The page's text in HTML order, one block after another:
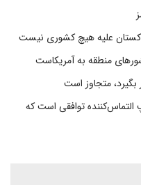
علیه هیچ کشوری نیست
منطقه به آمریکاست
متجاوز است
التماس‌کننده توافقی است که